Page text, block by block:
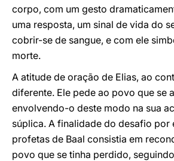
corpo, com um gesto
uma resposta, um sinal de vida do
cobrir-se de sangue, e com ele
morte.
A atitude de oração de Elias, ao
diferente. Ele pede ao povo que se
envolvendo-o deste modo na sua
súplica. A finalidade do desafio por
profetas de Baal consistia em
povo que se tinha perdido,